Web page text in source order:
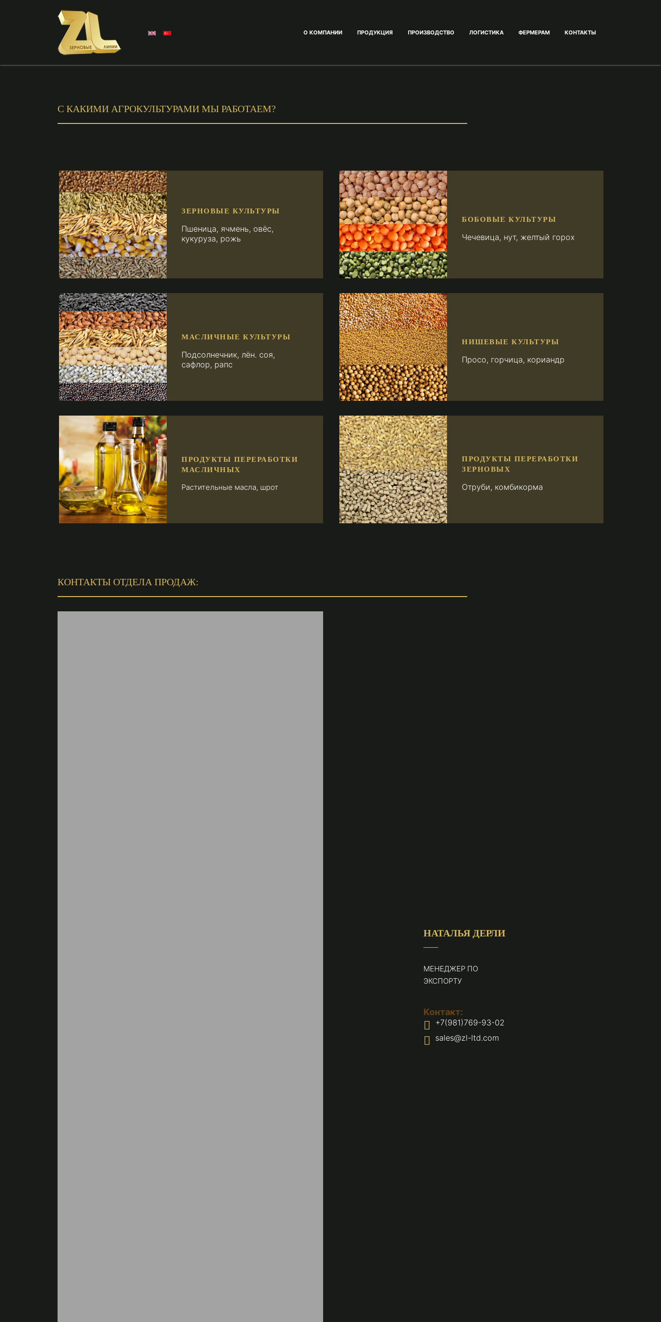
О КОМПАНИИ ПРОДУКЦИЯ ПРОИЗВОДСТВО ЛОГИCТИКА ФЕРМЕРАМ КОНТАКТЫ
С КАКИМИ АГРОКУЛЬТУРАМИ МЫ РАБОТАЕМ?
ЗЕРНОВЫЕ КУЛЬТУРЫ
Пшеница, ячмень, овёс,
кукуруза, рожь
БОБОВЫЕ КУЛЬТУРЫ
Чечевица, нут, желтый горох
МАСЛИЧНЫЕ КУЛЬТУРЫ
Подсолнечник, лён. соя,
сафлор, рапс
НИШЕВЫЕ КУЛЬТУРЫ
Просо, горчица, кориандр
ПРОДУКТЫ ПЕРЕРАБОТКИ
МАСЛИЧНЫХ
Растительные масла, шрот
ПРОДУКТЫ ПЕРЕРАБОТКИ
ЗЕРНОВЫХ
Отруби, комбикорма
КОНТАКТЫ ОТДЕЛА ПРОДАЖ:
НАТАЛЬЯ ДЕРЛИ
МЕНЕДЖЕР ПО
ЭКСПОРТУ
Контакт:
+7(981)769-93-02
sales@zl-ltd.com